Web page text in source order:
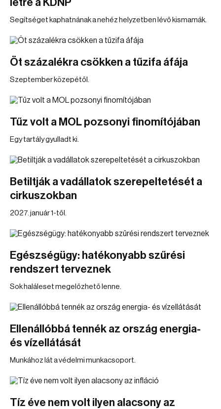
létre a KDNP
Segítséget kaphatnának a nehéz helyzetben lévő kismamák.
Öt százalékra csökken a tűzifa áfája
Szeptember közepétől.
Tűz volt a MOL pozsonyi finomítójában
Egy tartály gyulladt ki.
Betiltják a vadállatok szerepeltetését a
cirkuszokban
2027. január 1-től.
Egészségügy: hatékonyabb szűrési
rendszert terveznek
Sok haláleset megelőzhető lenne.
Ellenállóbbá tennék az ország energia-
és vízellátását
Munkához lát a védelmi munkacsoport.
Tíz éve nem volt ilyen alacsony az